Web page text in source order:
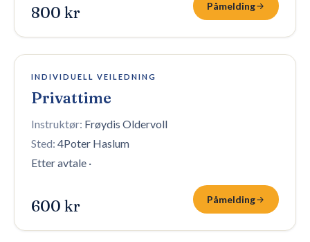
800 kr Påmelding
10 plasser igjen
INDIVIDUELL VEILEDNING
Privattime
Instruktør: Frøydis Oldervoll
Sted: 4Poter Haslum
Etter avtale ·
600 kr Påmelding